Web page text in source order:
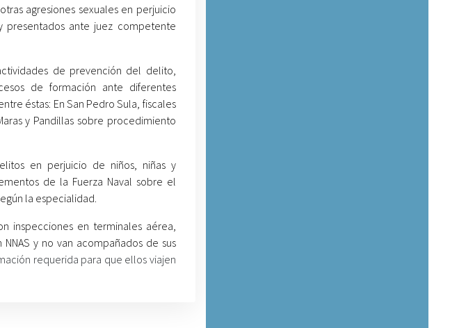
agresiones sexuales en perjuicio
presentados ante juez competente
de prevención del delito,
de formación ante diferentes
éstas: En San Pedro Sula, fiscales
y Pandillas sobre procedimiento
en perjuicio de niños, niñas y
de la Fuerza Naval sobre el
la especialidad.
inspecciones en terminales aérea,
y no van acompañados de sus
requerida para que ellos viajen